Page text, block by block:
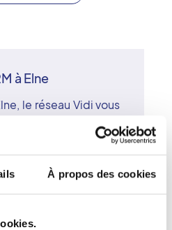
À propos des cookies
à Elne
le réseau Vidi vous
des structures
aux rayons X. Le
fiables. Les